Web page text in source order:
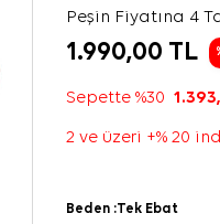
Peşin Fiyatına 4
1.990,00 TL
Sepette %30
2 ve üzeri +% 20
Beden :Tek Ebat